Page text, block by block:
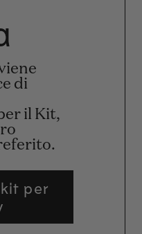
di
il Kit,
per